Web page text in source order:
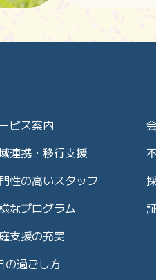
ビス案内
連携・移行支援
性の高いスタッフ
なプログラム
支援の充実
の過ごし方